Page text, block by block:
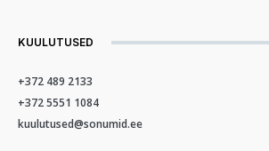
KUULUTUSED
+372 489 2133
+372 5551 1084
kuulutused@sonumid.ee